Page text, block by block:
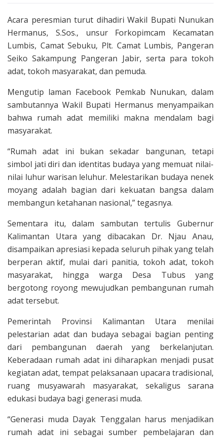
Acara peresmian turut dihadiri Wakil Bupati Nunukan
Hermanus, S.Sos., unsur Forkopimcam Kecamatan
Lumbis, Camat Sebuku, Plt. Camat Lumbis, Pangeran
Seiko Sakampung Pangeran Jabir, serta para tokoh
adat, tokoh masyarakat, dan pemuda.
Mengutip laman Facebook Pemkab Nunukan, dalam
sambutannya Wakil Bupati Hermanus menyampaikan
bahwa rumah adat memiliki makna mendalam bagi
masyarakat.
“Rumah adat ini bukan sekadar bangunan, tetapi
simbol jati diri dan identitas budaya yang memuat nilai-
nilai luhur warisan leluhur. Melestarikan budaya nenek
moyang adalah bagian dari kekuatan bangsa dalam
membangun ketahanan nasional,” tegasnya.
Sementara itu, dalam sambutan tertulis Gubernur
Kalimantan Utara yang dibacakan Dr. Njau Anau,
disampaikan apresiasi kepada seluruh pihak yang telah
berperan aktif, mulai dari panitia, tokoh adat, tokoh
masyarakat, hingga warga Desa Tubus yang
bergotong royong mewujudkan pembangunan rumah
adat tersebut.
Pemerintah Provinsi Kalimantan Utara menilai
pelestarian adat dan budaya sebagai bagian penting
dari pembangunan daerah yang berkelanjutan.
Keberadaan rumah adat ini diharapkan menjadi pusat
kegiatan adat, tempat pelaksanaan upacara tradisional,
ruang musyawarah masyarakat, sekaligus sarana
edukasi budaya bagi generasi muda.
“Generasi muda Dayak Tenggalan harus menjadikan
rumah adat ini sebagai sumber pembelajaran dan